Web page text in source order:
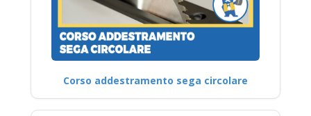
Corso addestramento sega circolare